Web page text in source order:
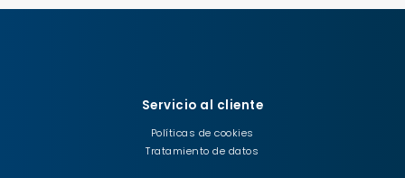
Servicio al cliente
Políticas de cookies
Tratamiento de datos